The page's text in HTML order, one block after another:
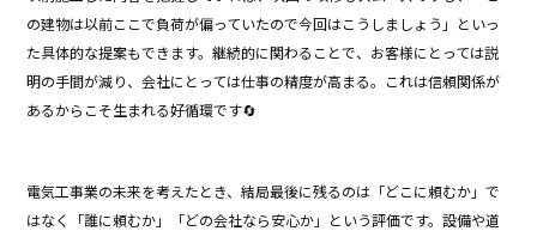
の建物は以前ここで負荷が偏っていたので今回はこうしましょう」といっ
た具体的な提案もできます。継続的に関わることで、お客様にとっては説
明の手間が減り、会社にとっては仕事の精度が高まる。これは信頼関係が
あるからこそ生まれる好循環です🔄
電気工事業の未来を考えたとき、結局最後に残るのは「どこに頼むか」で
はなく「誰に頼むか」「どの会社なら安心か」という評価です。設備や道